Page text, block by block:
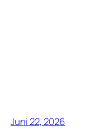
Juni 22, 2026